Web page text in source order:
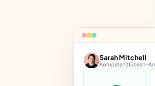
Sarah Mitchell
Kompetenzlücken-